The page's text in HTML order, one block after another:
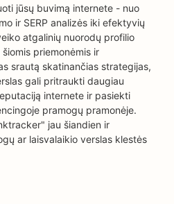
jūsų buvimą internete - nuo
ir SERP analizės iki efektyvių
atgalinių nuorodų profilio
priemonėmis ir
srautą skatinančias strategijas,
gali pritraukti daugiau
internete ir pasiekti
pramogų pramonėje.
jau šiandien ir
ar laisvalaikio verslas klestės